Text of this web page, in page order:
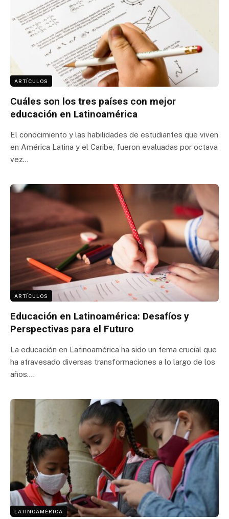
ARTÍCULOS
Cuáles son los tres países con mejor
educación en Latinoamérica
El conocimiento y las habilidades de estudiantes que viven
en América Latina y el Caribe, fueron evaluadas por octava
vez…
ARTÍCULOS
Educación en Latinoamérica: Desafíos y
Perspectivas para el Futuro
La educación en Latinoamérica ha sido un tema crucial que
ha atravesado diversas transformaciones a lo largo de los
años.…
LATINOAMÉRICA